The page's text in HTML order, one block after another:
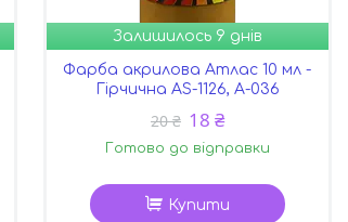
Залишилось 9 днів
Фарба акрилова Атлас 10 мл -
Гірчична AS-1126, А-036
20 ₴ 18 ₴
Готово до відправки
Купити